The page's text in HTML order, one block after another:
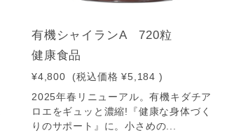
有機シャイランA 720粒
健康食品
¥4,800 (税込価格 ¥5,184 )
2025年春リニューアル。有機キダチア
ロエをギュッと濃縮!『健康な身体づく
りのサポート』に。小さめの...